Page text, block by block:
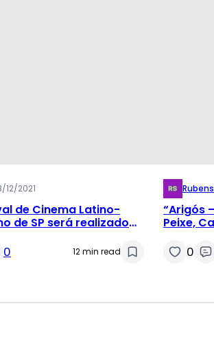
12/2021
de Cinema Latino-
de SP será realizado
0 12 min read
“Arigós
Peixe,
0